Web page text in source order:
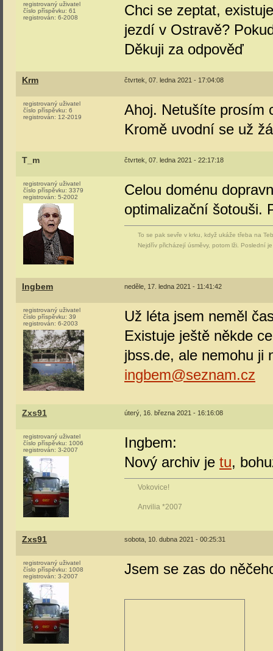
registrovaný uživatel
číslo příspěvku: 61
registrován: 6-2008
Chci se zeptat,
jezdí v Ostravě?
Děkuji za odpověď
Krm čtvrtek, 07. ledna 2021 - 17:04:08
registrovaný uživatel
číslo příspěvku: 6
registrován: 12-2019
Ahoj. Netušíte prosím
Kromě uvodní se už
T_m čtvrtek, 07. ledna 2021 - 22:17:18
registrovaný uživatel
číslo příspěvku: 3379
registrován: 5-2002
Celou doménu
optimalizační šotouši.
To se pak sevře v krku, když ukáže třeba na
Nejdřív přicházejí úsměvy, potom lži. Poslední
Ingbem neděle, 17. ledna 2021 - 11:41:42
registrovaný uživatel
číslo příspěvku: 39
registrován: 6-2003
Už léta jsem neměl
Existuje ještě někde
jbss.de, ale nemohu ji
ingbem@seznam.cz
Zxs91 úterý, 16. března 2021 - 16:16:08
registrovaný uživatel
číslo příspěvku: 1006
registrován: 3-2007
Ingbem:
Nový archiv je tu,
Vokovice!
Anvilia *2007
Zxs91 sobota, 10. dubna 2021 - 00:25:31
registrovaný uživatel
číslo příspěvku: 1008
registrován: 3-2007 Jsem se zas do